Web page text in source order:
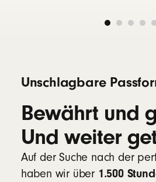
Gewicht: (Case) 69 g
Sensoren für die
Echtzeitdaten während
Funktioniert problemlos
Fitness-Apps und
Die
kann deaktiviert werden
Unschlagbare
Bewährt und
Und weiter
Auf der Suche nach der
haben wir über 1.500